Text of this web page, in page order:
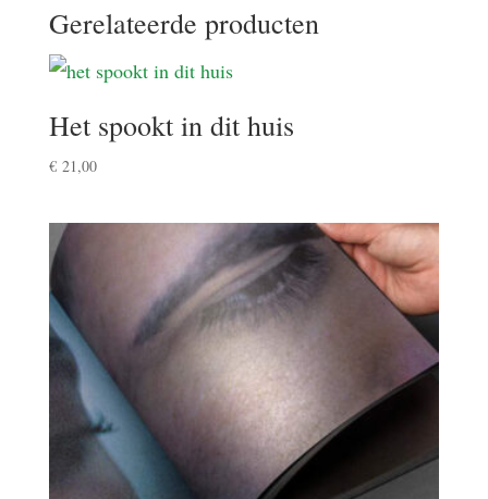
Gerelateerde producten
Het spookt in dit huis
€21,00